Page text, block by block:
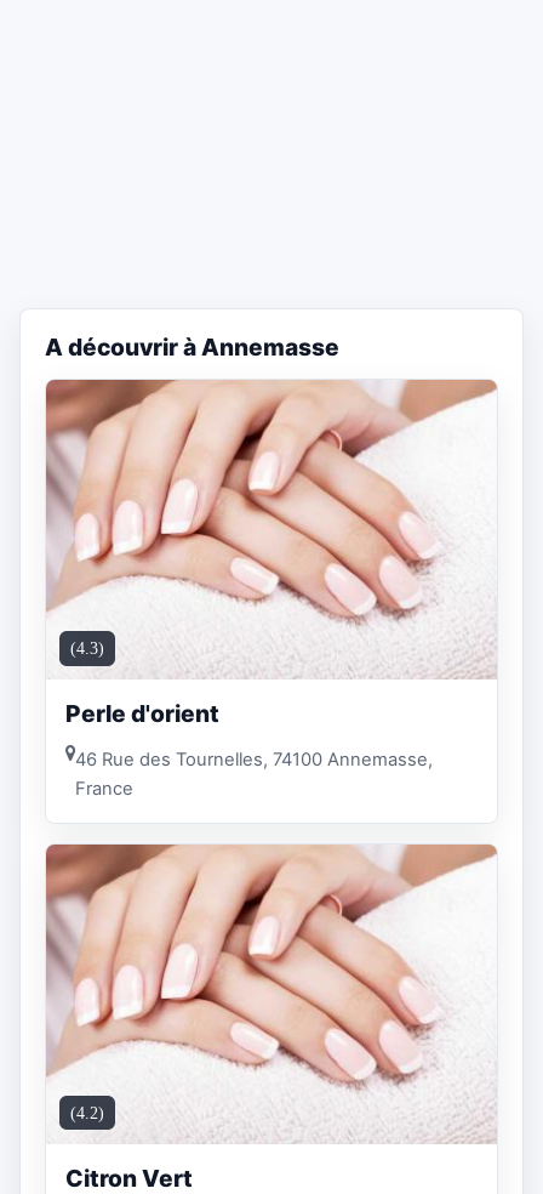
A découvrir à Annemasse
(4.3)
Perle d'orient
46 Rue des Tournelles, 74100 Annemasse,
France
(4.2)
Citron Vert